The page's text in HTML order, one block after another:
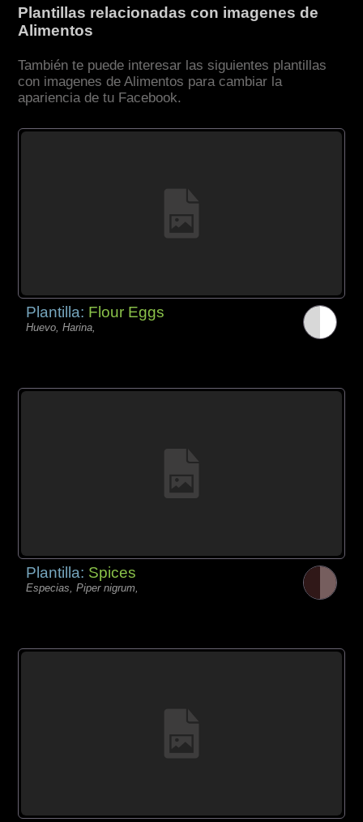
Plantillas relacionadas con imagenes de
Alimentos
También te puede interesar las siguientes plantillas
con imagenes de Alimentos para cambiar la
apariencia de tu Facebook.
Plantilla: Flour Eggs
Huevo, Harina,
Plantilla: Spices
Especias, Piper nigrum,